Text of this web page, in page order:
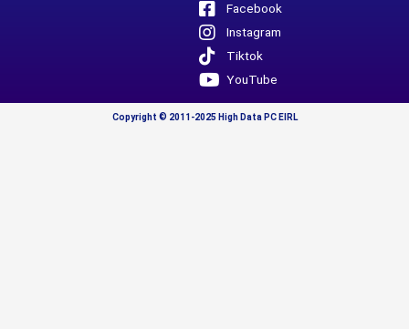
Facebook
Instagram
Tiktok
YouTube
Copyright © 2011-2025 High Data PC EIRL